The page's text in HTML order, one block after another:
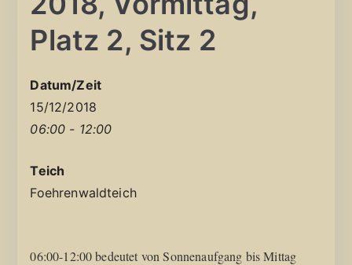
Platz 2, Sitz 2
Datum/Zeit
15/12/2018
06:00 - 12:00
Teich
Foehrenwaldteich
06:00-12:00 bedeutet von Sonnenaufgang bis Mittag